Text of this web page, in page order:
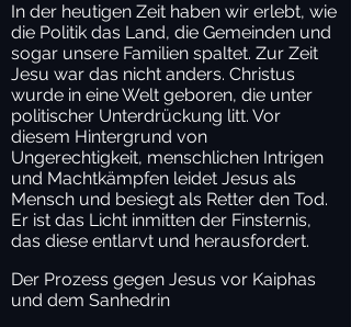
In der heutigen Zeit haben wir erlebt, wie
die Politik das Land, die Gemeinden und
sogar unsere Familien spaltet. Zur Zeit
Jesu war das nicht anders. Christus
wurde in eine Welt geboren, die unter
politischer Unterdrückung litt. Vor
diesem Hintergrund von
Ungerechtigkeit, menschlichen Intrigen
und Machtkämpfen leidet Jesus als
Mensch und besiegt als Retter den Tod.
Er ist das Licht inmitten der Finsternis,
das diese entlarvt und herausfordert.
Der Prozess gegen Jesus vor Kaiphas
und dem Sanhedrin